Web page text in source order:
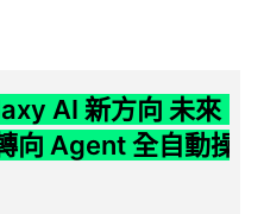
AI 新方向 未來
向 Agent 全自動操